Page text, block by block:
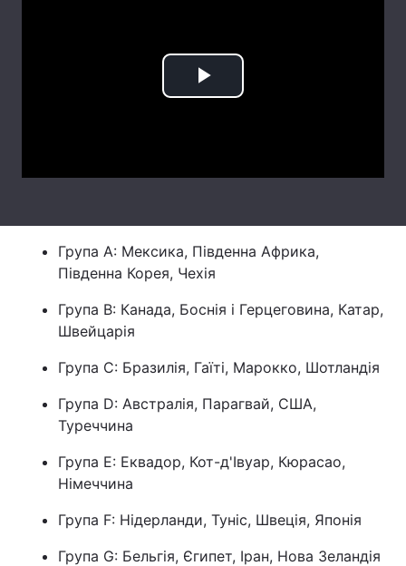
Контакти
Послуги
Тема оформлення
Play
Група A: Мексика, Південна Африка,
Південна Корея, Чехія
Група B: Канада, Боснія і Герцеговина, Катар,
Швейцарія
Група C: Бразилія, Гаїті, Марокко, Шотландія
Група D: Австралія, Парагвай, США,
Туреччина
Група E: Еквадор, Кот-д'Івуар, Кюрасао,
Німеччина
Група F: Нідерланди, Туніс, Швеція, Японія
Група G: Бельгія, Єгипет, Іран, Нова Зеландія